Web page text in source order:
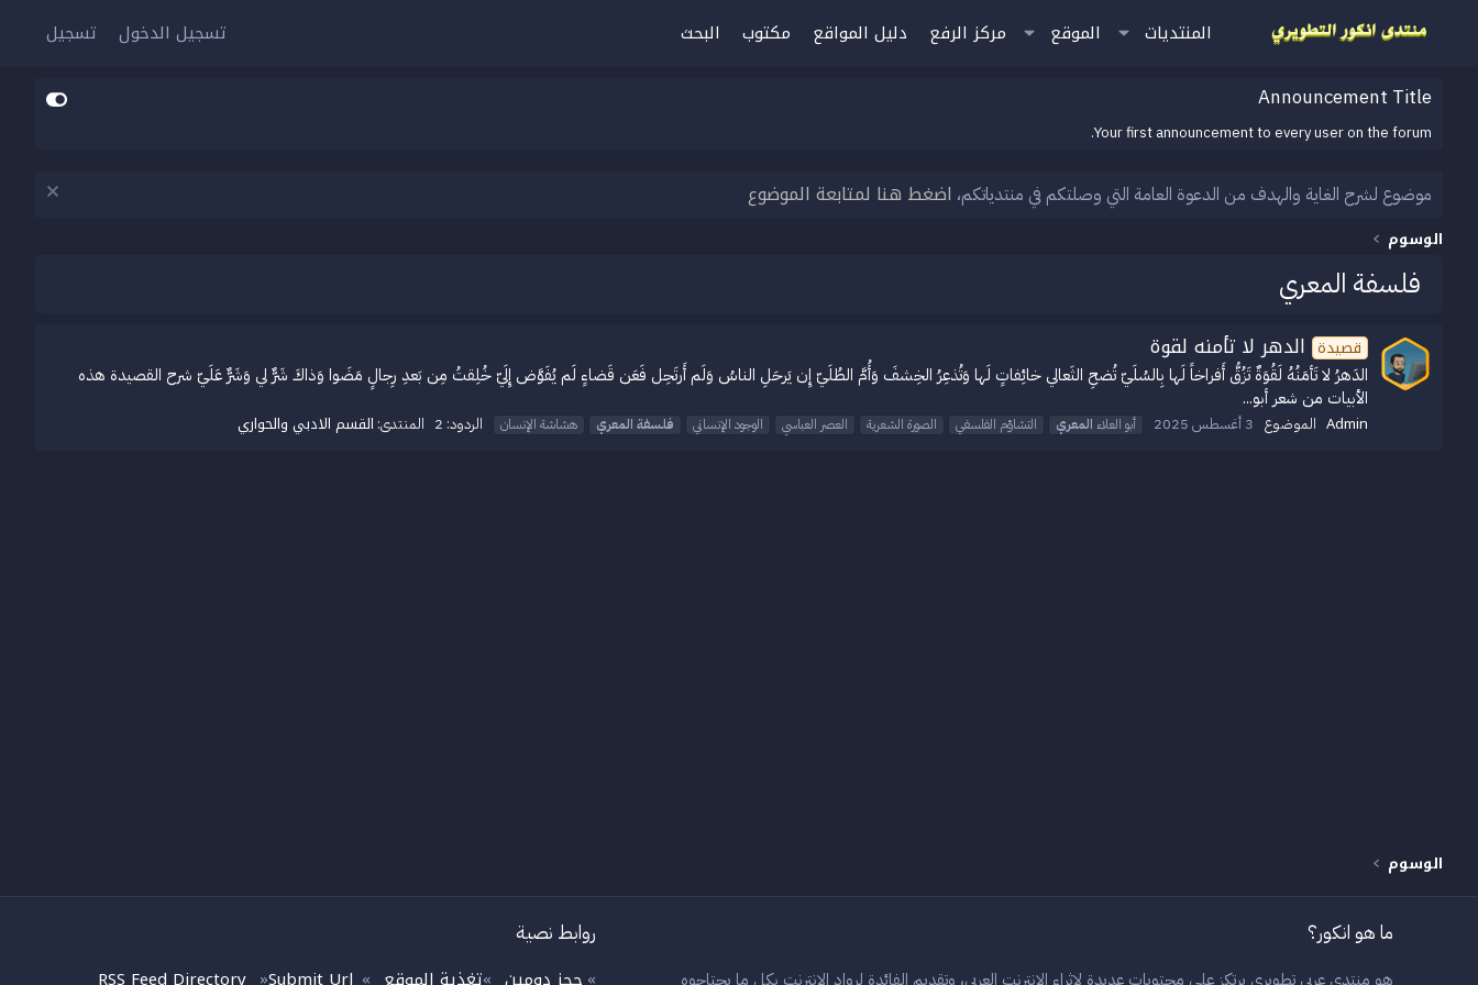
المنتديات الموقع مركز الرفع دليل المواقع مكتوب البحث تسجيل الدخول تسجيل
Announcement Title
Your first announcement to every user on the forum.
موضوع لشرح الغاية والهدف من الدعوة العامة التي وصلتكم في منتدياتكم، اضغط هنا لمتابعة الموضوع
الوسوم
فلسفة المعري
قصيدة الدهر لا تأمنه لقوة
الدَهرُ لا تَأمَنُهُ لَقُوَةٌ تَزُقُّ أَفراخاً لَها بِالسُلَيّ تُضحِ الثَعالي خائِفاتٍ لَها وَتُذعِرُ الخِشفَ وَأُمَّ الطُلَيّ إِن يَرحَلِ الناسُ وَلَم أَرتَحِل فَعَن قَضاءٍ لَم يُفَوَّض إِلَيّ خُلِقتُ مِن بَعدِ رِجالٍ مَضَوا وَذاكَ شَرٌّ لي وَشَرٌّ عَلَيّ شرح القصيدة هذه
الأبيات من شعر أبو...
Admin الموضوع 3 أغسطس 2025 أبو العلاء المعري التشاؤم الفلسفي الصورة الشعرية العصر العباسي الوجود الإنساني فلسفة المعري هشاشة الإنسان الردود: 2 المنتدى: القسم الادبي والحواري
الوسوم
ما هو انكور؟
هو منتدى عربي تطويري يرتكز على محتويات عديدة لاثراء الانترنت العربي، وتقديم الفائدة لرواد الانترنت بكل ما يحتاجوه
روابط نصية
»
»
»
»